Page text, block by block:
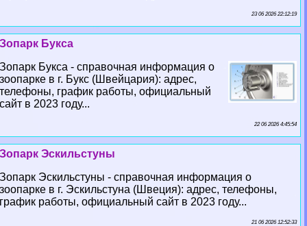
23 06 2026 22:12:19
Зопарк Букса
Зопарк Букса - справочная информация о
зоопарке в г. Букс (Швейцария): адрес,
телефоны, график работы, официальный
сайт в 2023 году...
22 06 2026 4:45:54
Зопарк Эскильстуны
Зопарк Эскильстуны - справочная информация о
зоопарке в г. Эскильстуна (Швеция): адрес, телефоны,
график работы, официальный сайт в 2023 году...
21 06 2026 12:52:33